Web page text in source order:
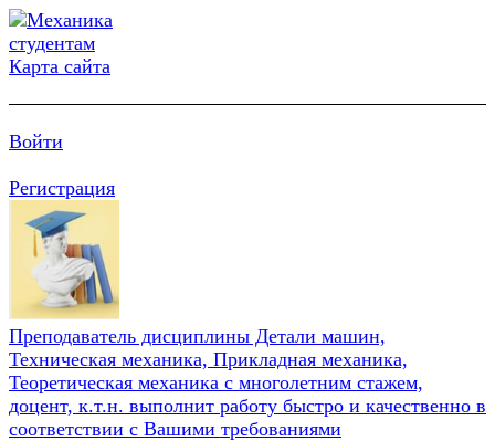
Карта сайта
Войти
Регистрация
Преподаватель дисциплины Детали машин,
Техническая механика, Прикладная механика,
Теоретическая механика с многолетним стажем,
доцент, к.т.н. выполнит работу быстро и качественно в
соответствии с Вашими требованиями